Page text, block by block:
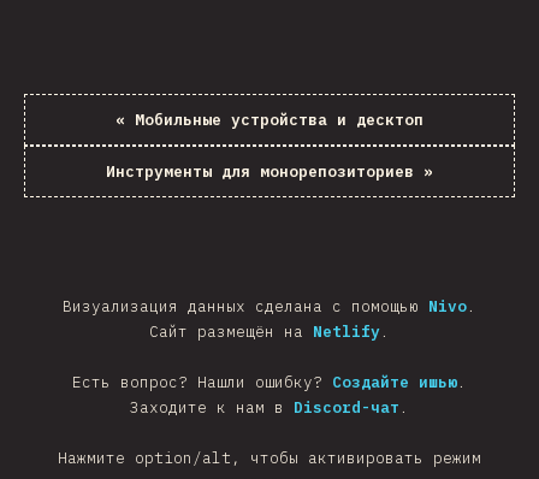
« Мобильные устройства и десктоп
Инструменты для монорепозиториев »
Визуализация данных сделана с помощью Nivo.
Сайт размещён на Netlify.
Есть вопрос? Нашли ошибку? Создайте ишью.
Заходите к нам в Discord-чат .
Нажмите option/alt, чтобы активировать режим